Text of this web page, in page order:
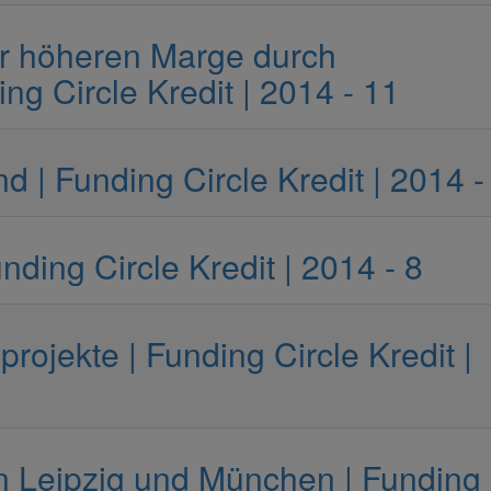
höheren Marge durch
Circle Kredit | 2014 - 11
| Funding Circle Kredit | 2014
Circle Kredit | 2014 - 8
| Funding Circle Kredit |
Leipzig und München | Funding